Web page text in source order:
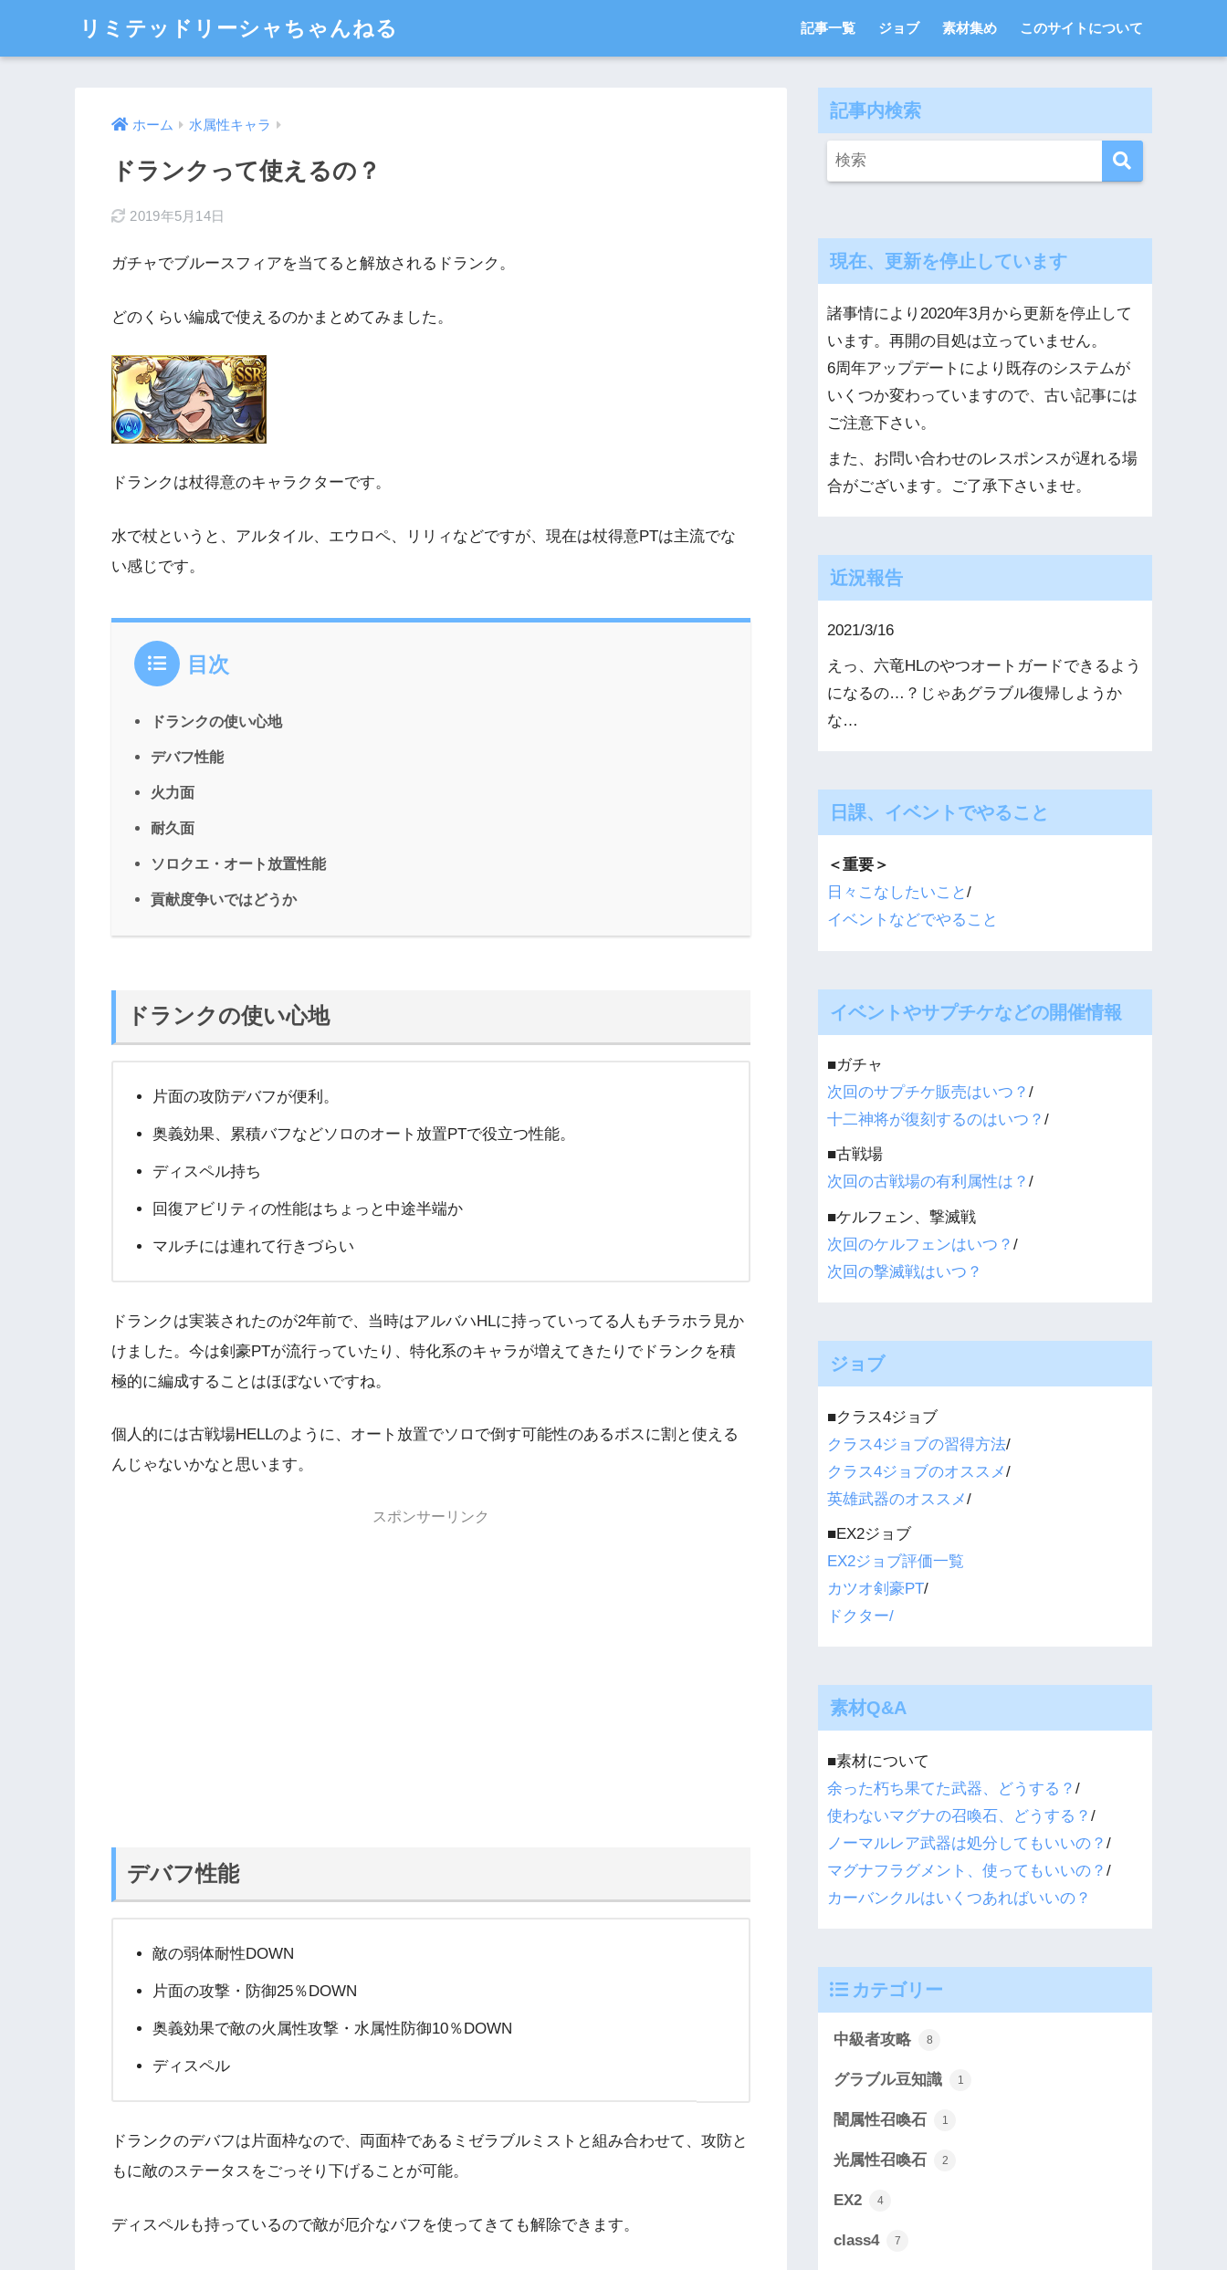
リミテッドリーシャちゃんねる 記事一覧 ジョブ 素材集め このサイトについて
ホーム 水属性キャラ
ドランクって使えるの？
2019年5月14日
ガチャでブルースフィアを当てると解放されるドランク。
どのくらい編成で使えるのかまとめてみました。
ドランクは杖得意のキャラクターです。
水で杖というと、アルタイル、エウロペ、リリィなどですが、現在は杖得意PTは主流でな
い感じです。
目次
ドランクの使い心地
デバフ性能
火力面
耐久面
ソロクエ・オート放置性能
貢献度争いではどうか
ドランクの使い心地
片面の攻防デバフが便利。
奥義効果、累積バフなどソロのオート放置PTで役立つ性能。
ディスペル持ち
回復アビリティの性能はちょっと中途半端か
マルチには連れて行きづらい
ドランクは実装されたのが2年前で、当時はアルバハHLに持っていってる人もチラホラ見か
けました。今は剣豪PTが流行っていたり、特化系のキャラが増えてきたりでドランクを積
極的に編成することはほぼないですね。
個人的には古戦場HELLのように、オート放置でソロで倒す可能性のあるボスに割と使える
んじゃないかなと思います。
スポンサーリンク
デバフ性能
敵の弱体耐性DOWN
片面の攻撃・防御25％DOWN
奥義効果で敵の火属性攻撃・水属性防御10％DOWN
ディスペル
ドランクのデバフは片面枠なので、両面枠であるミゼラブルミストと組み合わせて、攻防と
もに敵のステータスをごっそり下げることが可能。
ディスペルも持っているので敵が厄介なバフを使ってきても解除できます。
記事内検索
現在、更新を停止しています
諸事情により2020年3月から更新を停止して
います。再開の目処は立っていません。
6周年アップデートにより既存のシステムが
いくつか変わっていますので、古い記事には
ご注意下さい。
また、お問い合わせのレスポンスが遅れる場
合がございます。ご了承下さいませ。
近況報告
2021/3/16
えっ、六竜HLのやつオートガードできるよう
になるの…？じゃあグラブル復帰しようか
な…
日課、イベントでやること
＜重要＞
日々こなしたいこと/
イベントなどでやること
イベントやサプチケなどの開催情報
■ガチャ
次回のサプチケ販売はいつ？/
十二神将が復刻するのはいつ？/
■古戦場
次回の古戦場の有利属性は？/
■ケルフェン、撃滅戦
次回のケルフェンはいつ？/
次回の撃滅戦はいつ？
ジョブ
■クラス4ジョブ
クラス4ジョブの習得方法/
クラス4ジョブのオススメ/
英雄武器のオススメ/
■EX2ジョブ
EX2ジョブ評価一覧
カツオ剣豪PT/
ドクター/
素材Q&A
■素材について
余った朽ち果てた武器、どうする？/
使わないマグナの召喚石、どうする？/
ノーマルレア武器は処分してもいいの？/
マグナフラグメント、使ってもいいの？/
カーバンクルはいくつあればいいの？
カテゴリー
中級者攻略 8
グラブル豆知識 1
闇属性召喚石 1
光属性召喚石 2
EX2 4
class4 7